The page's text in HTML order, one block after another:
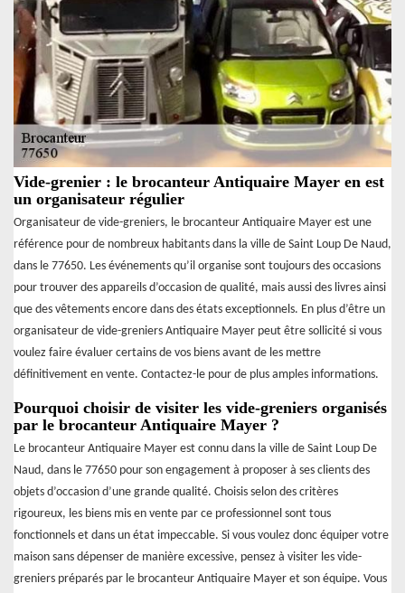
Vide-grenier : le brocanteur Antiquaire Mayer en est
un organisateur régulier
Organisateur de vide-greniers, le brocanteur Antiquaire Mayer est une
référence pour de nombreux habitants dans la ville de Saint Loup De Naud,
dans le 77650. Les événements qu’il organise sont toujours des occasions
pour trouver des appareils d’occasion de qualité, mais aussi des livres ainsi
que des vêtements encore dans des états exceptionnels. En plus d’être un
organisateur de vide-greniers Antiquaire Mayer peut être sollicité si vous
voulez faire évaluer certains de vos biens avant de les mettre
définitivement en vente. Contactez-le pour de plus amples informations.
Pourquoi choisir de visiter les vide-greniers organisés
par le brocanteur Antiquaire Mayer ?
Le brocanteur Antiquaire Mayer est connu dans la ville de Saint Loup De
Naud, dans le 77650 pour son engagement à proposer à ses clients des
objets d’occasion d’une grande qualité. Choisis selon des critères
rigoureux, les biens mis en vente par ce professionnel sont tous
fonctionnels et dans un état impeccable. Si vous voulez donc équiper votre
maison sans dépenser de manière excessive, pensez à visiter les vide-
greniers préparés par le brocanteur Antiquaire Mayer et son équipe. Vous